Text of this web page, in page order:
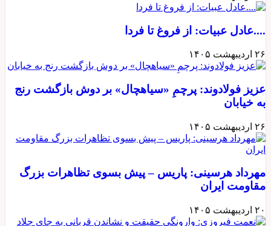
....عادل عبیات: از فروغ تا فردا
۲۶ اردیبهشت ۱۴۰۵
عزیز فولادوند: پرچمِ «سیاهچال» بر دوش بازگشت رنج
به خیابان
۲۶ اردیبهشت ۱۴۰۵
مهرداد هرسینی: پاریس – پیش بسوی تظاهرات بزرگ
مقاومت ایران
۲۰ اردیبهشت ۱۴۰۵